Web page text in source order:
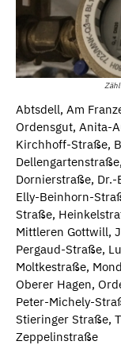
Abtsdell, Am
Ordensgut, Anita-
Kirchhoff-Straße,
Dornierstraße,
Elly-Beinhorn-
Straße,
Mittleren Gottwill,
Pergaud-Straße,
Moltkestraße,
Oberer Hagen,
Peter-Michely-
Stieringer Straße,
Zeppelinstraße